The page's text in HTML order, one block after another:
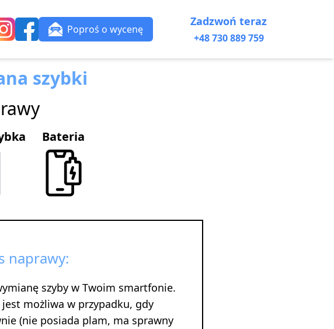
Poproś o wycenę
Zadzwoń teraz
+48 730 889 759
szybki
Bateria
naprawy:
szyby w Twoim smartfonie.
możliwa w przypadku, gdy
(nie posiada plam, ma sprawny